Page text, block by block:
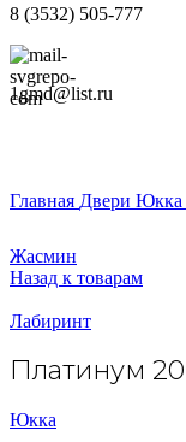
8 (3532) 505-777
1gmd@list.ru
Главная Двери Юкка
Жасмин
Назад к товарам
Лабиринт
Платинум 20
Юкка